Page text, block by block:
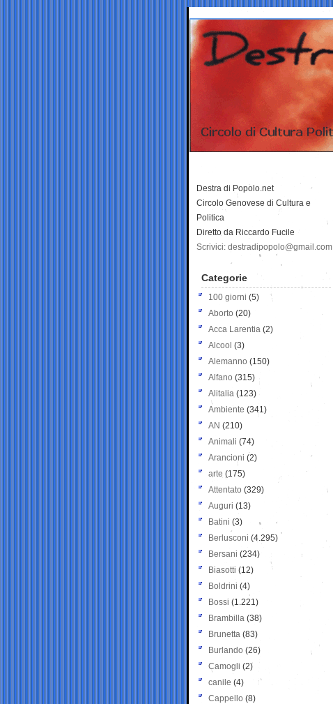
Destra di Popolo.net
Circolo Genovese di Cultura e
Politica
Diretto da Riccardo Fucile
Scrivici: destradipopolo@gmail.com
Categorie
100 giorni (5)
Aborto (20)
Acca Larentia (2)
Alcool (3)
Alemanno (150)
Alfano (315)
Alitalia (123)
Ambiente (341)
AN (210)
Animali (74)
Arancioni (2)
arte (175)
Attentato (329)
Auguri (13)
Batini (3)
Berlusconi (4.295)
Bersani (234)
Biasotti (12)
Boldrini (4)
Bossi (1.221)
Brambilla (38)
Brunetta (83)
Burlando (26)
Camogli (2)
canile (4)
Cappello (8)